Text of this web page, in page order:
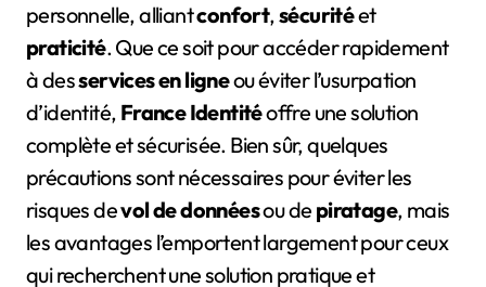
personnelle, alliantconfort,sécuritéet
praticité. Que ce soit pour accéder rapidement
à desservices en ligneou éviter l’usurpation
d’identité, France Identitéoffre une solution
complète et sécurisée. Bien sûr, quelques
précautions sont nécessaires pour éviter les
risques devol de donnéesou de piratage, mais
les avantages l’emportent largement pour ceux
qui recherchent une solution pratique et